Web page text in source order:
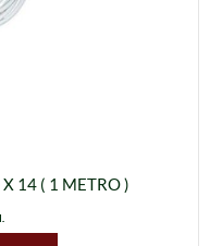
14 ( 1 METRO )